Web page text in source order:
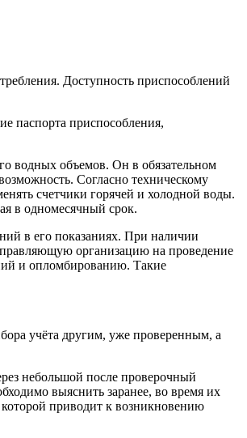
Доступность приспособлений
паспорта приспособления,
водных объемов. Он в обязательном
Согласно техническому
счетчики горячей и холодной воды.
в одномесячный срок.
в его показаниях. При наличии
организацию на проведение
и опломбированию. Такие
учёта другим, уже проверенным, а
небольшой после проверочный
выяснить заранее, во время их
приводит к возникновению